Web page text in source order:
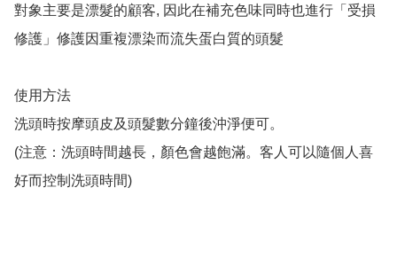
對象主要是漂髮的顧客, 因此在補充色味同時也進行「受損
修護」修護因重複漂染而流失蛋白質的頭髮
使用方法
洗頭時按摩頭皮及頭髮數分鐘後沖淨便可。
(注意：洗頭時間越長，顏色會越飽滿。客人可以隨個人喜
好而控制洗頭時間)